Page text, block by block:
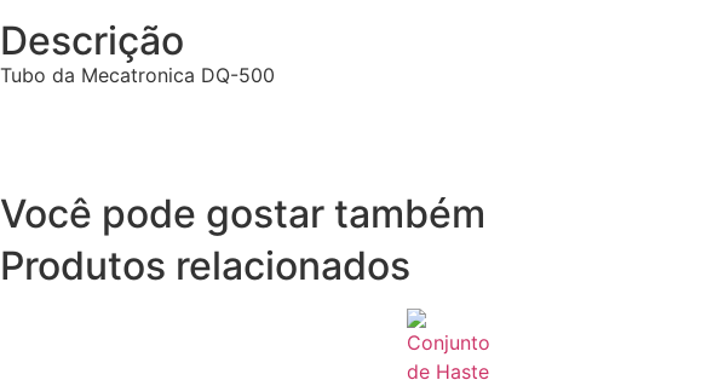
Descrição
Tubo da Mecatronica DQ-500
Você pode gostar também
Produtos relacionados